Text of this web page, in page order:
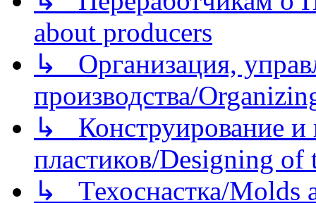
about producers
↳ Организация,
производства/
↳ Конструирование и
пластиков/Designing of
↳ Техоснастка/Molds